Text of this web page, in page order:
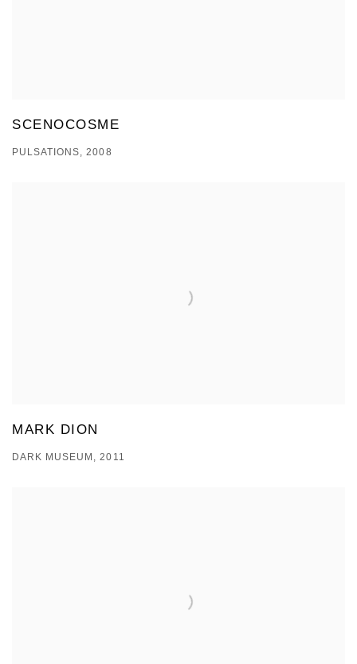
SCENOCOSME
PULSATIONS, 2008
MARK DION
DARK MUSEUM, 2011